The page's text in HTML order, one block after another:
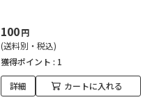
100円
(送料別・税込)
獲得ポイント : 1
詳細 カートに入れる